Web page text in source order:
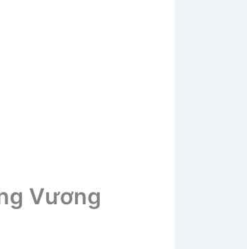
Vương